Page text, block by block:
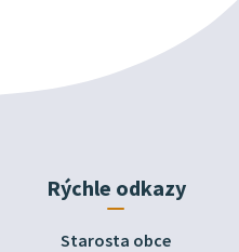
Rýchle odkazy
Starosta obce